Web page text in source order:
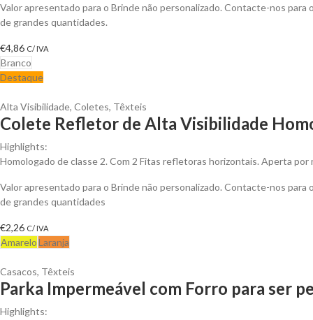
Valor apresentado para o Brinde não personalizado. Contacte-nos
de grandes quantidades.
€4,86 C/ IVA
Branco
Destaque
Alta Visibilidade, Coletes, Têxteis
Colete Refletor de Alta Visibilidade
Highlights:
Homologado de classe 2. Com 2 Fitas refletoras horizontais. Aperta por
Valor apresentado para o Brinde não personalizado. Contacte-nos
de grandes quantidades
€2,26 C/ IVA
AmareloLaranja
Casacos, Têxteis
Parka Impermeável com Forro para ser
Highlights: